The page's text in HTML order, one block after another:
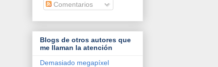
Comentarios
Blogs de otros autores que
me llaman la atención
Demasiado megapíxel